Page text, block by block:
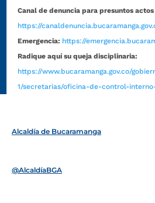
Canal de denuncia para presuntos
https://
Emergencia: https://
Radique aquí su queja disciplinaria:
https://www.bucaramanga.gov.co/
1/secretarias/oficina-de-control-
Alcaldía de Bucaramanga
@AlcaldíaBGA